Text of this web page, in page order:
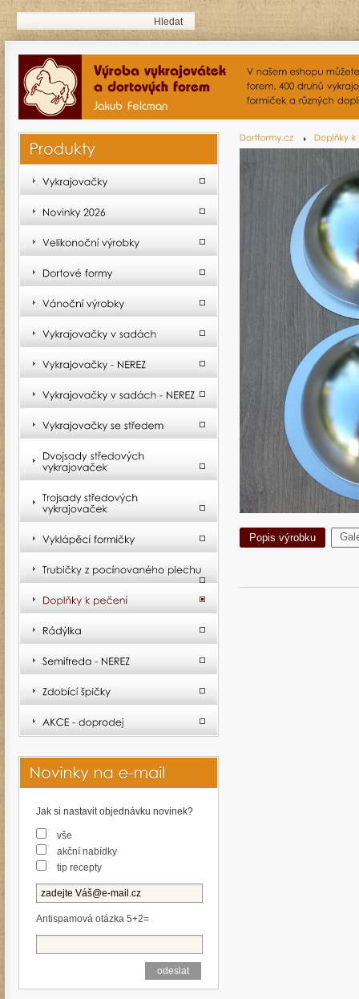
Popis výrobku
Jak si nastavit objednávku novinek?
vše
akční nabídky
tip recepty
Antispamová otázka 5+2=